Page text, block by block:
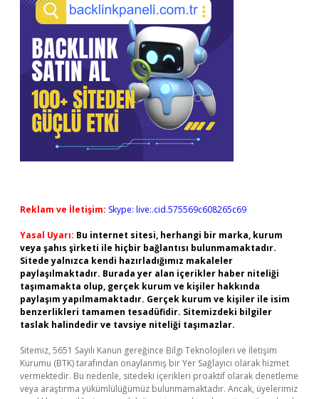
Reklam ve İletişim: Skype: live:.cid.575569c608265c69
Yasal Uyarı: Bu internet sitesi, herhangi bir marka, kurum
veya şahıs şirketi ile hiçbir bağlantısı bulunmamaktadır.
Sitede yalnızca kendi hazırladığımız makaleler
paylaşılmaktadır. Burada yer alan içerikler haber niteliği
taşımamakta olup, gerçek kurum ve kişiler hakkında
paylaşım yapılmamaktadır. Gerçek kurum ve kişiler ile isim
benzerlikleri tamamen tesadüfidir. Sitemizdeki bilgiler
taslak halindedir ve tavsiye niteliği taşımazlar.
Sitemiz, 5651 Sayılı Kanun gereğince Bilgi Teknolojileri ve İletişim
Kurumu (BTK) tarafından onaylanmış bir Yer Sağlayıcı olarak hizmet
vermektedir. Bu nedenle, sitedeki içerikleri proaktif olarak denetleme
veya araştırma yükümlülüğümüz bulunmamaktadır. Ancak, üyelerimiz